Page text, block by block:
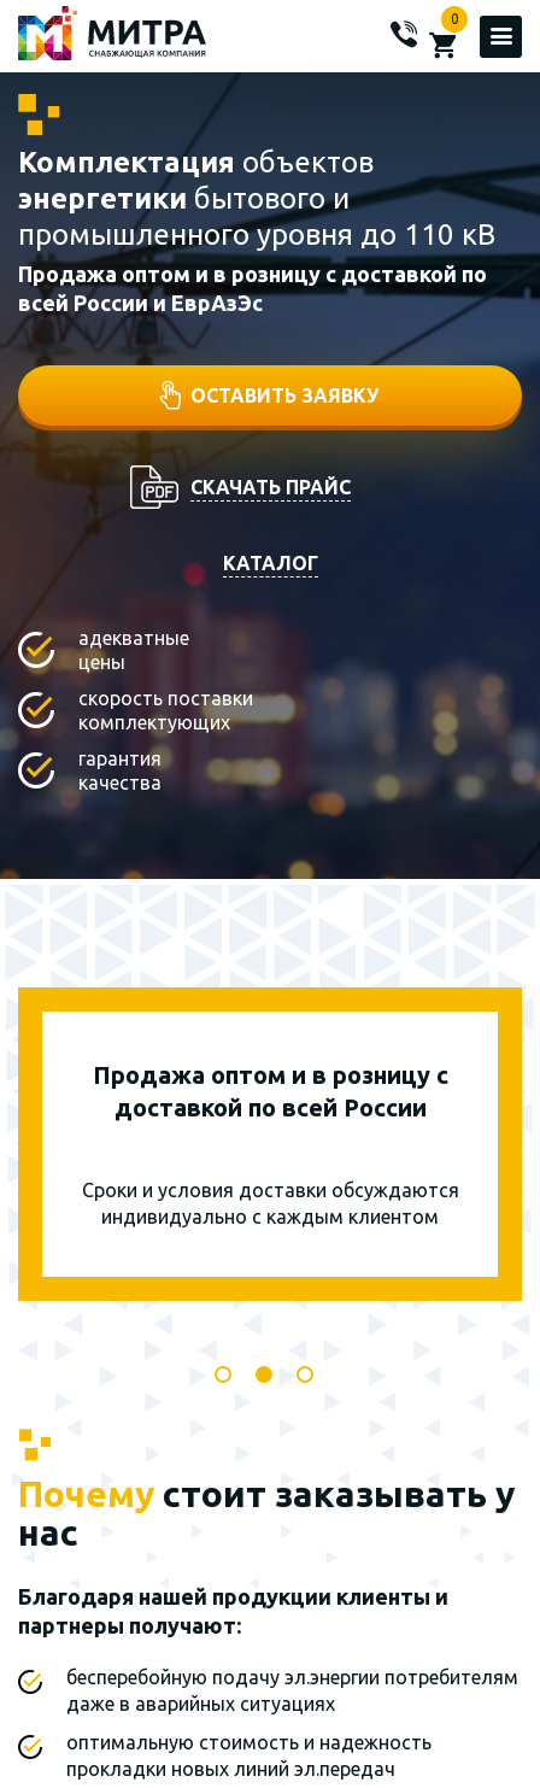
0
Комплектация объектов
энергетики бытового и
промышленного уровня до 110 кВ
Продажа оптом и в розницу с доставкой по
всей России и ЕврАзЭс
ОСТАВИТЬ ЗАЯВКУ
СКАЧАТЬ ПРАЙС
КАТАЛОГ
адекватные
цены
скорость поставки
комплектующих
гарантия
качества
Продажа оптом и в розницу с
доставкой по всей России
Сроки и условия доставки обсуждаются
индивидуально с каждым клиентом
Почему стоит заказывать у
нас
Благодаря нашей продукции клиенты и
партнеры получают:
бесперебойную подачу эл.энергии потребителям
даже в аварийных ситуациях
оптимальную стоимость и надежность
прокладки новых линий эл.передач